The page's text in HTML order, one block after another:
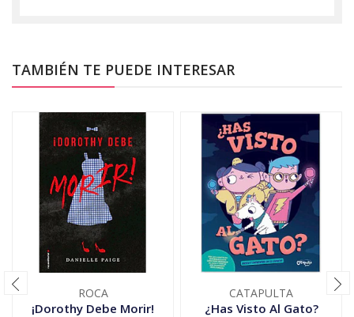
TAMBIÉN TE PUEDE INTERESAR
ROCA
¡Dorothy Debe Morir!
CATAPULTA
¿Has Visto Al Gato?